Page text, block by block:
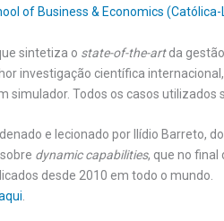
of Business & Economics (Católica-
sintetiza o state-of-the-artda
investigação científica
simulador. Todos os casos
e lecionado por Ilídio Barreto,
dynamic capabilities, que no final
desde 2010 em todo o mundo.